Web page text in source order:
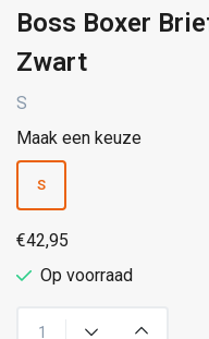
Boss Boxer
Zwart
S
Maak een keuze
S
€42,95
Op voorraad